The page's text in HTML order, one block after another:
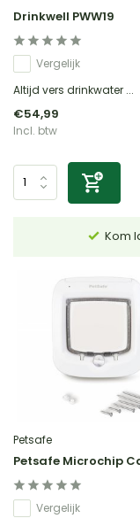
Drinkwell PWW19
Vergelijk
Altijd vers drinkwater ...
€54,99
Incl. btw
Kom
Petsafe
Petsafe Microchip
Vergelijk